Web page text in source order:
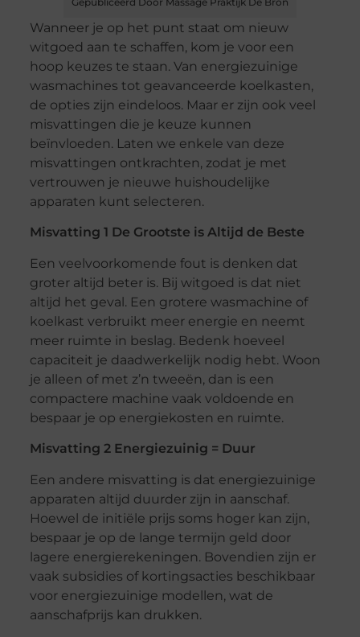
Wanneer je op het punt staat om nieuw
witgoed aan te schaffen, kom je voor een
hoop keuzes te staan. Van energiezuinige
wasmachines tot geavanceerde koelkasten,
de opties zijn eindeloos. Maar er zijn ook veel
misvattingen die je keuze kunnen
beïnvloeden. Laten we enkele van deze
misvattingen ontkrachten, zodat je met
vertrouwen je nieuwe huishoudelijke
apparaten kunt selecteren.
Misvatting 1 De Grootste is Altijd de Beste
Een veelvoorkomende fout is denken dat
groter altijd beter is. Bij witgoed is dat niet
altijd het geval. Een grotere wasmachine of
koelkast verbruikt meer energie en neemt
meer ruimte in beslag. Bedenk hoeveel
capaciteit je daadwerkelijk nodig hebt. Woon
je alleen of met z’n tweeën, dan is een
compactere machine vaak voldoende en
bespaar je op energiekosten en ruimte.
Misvatting 2 Energiezuinig = Duur
Een andere misvatting is dat energiezuinige
apparaten altijd duurder zijn in aanschaf.
Hoewel de initiële prijs soms hoger kan zijn,
bespaar je op de lange termijn geld door
lagere energierekeningen. Bovendien zijn er
vaak subsidies of kortingsacties beschikbaar
voor energiezuinige modellen, wat de
aanschafprijs kan drukken.